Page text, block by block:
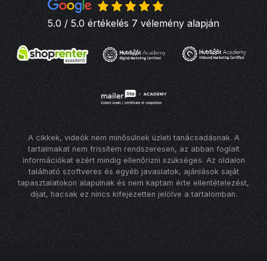
5.0 / 5.0 értékelés 7 vélemény alapján
A cikkek, videók nem minősülnek üzleti tanácsadásnak. A
tartalmakat nem frissítem rendszeresen, az abban foglalt
információkat ezért mindig ellenőrizni szükséges. Az oldalon
található szoftveres és egyéb javaslatok, ajánlások saját
tapasztalatokon alapulnak és nem kaptam érte ellentételezést,
díjat, hacsak ez nincs kifejezetten jelölve a tartalomban.